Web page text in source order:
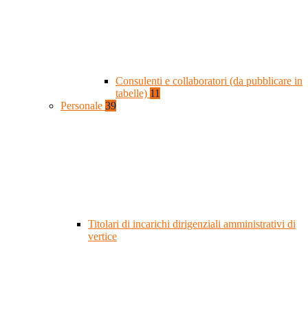
Consulenti e collaboratori (da pubblicare in
tabelle) 11
Personale 39
Titolari di incarichi dirigenziali amministrativi di
vertice